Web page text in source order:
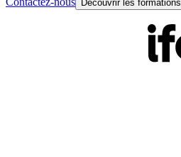
Découvrir les formations